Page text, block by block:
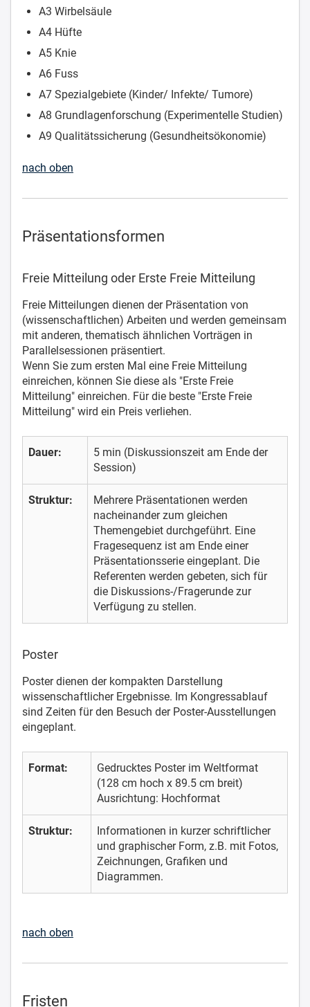
A3 Wirbelsäule
A4 Hüfte
A5 Knie
A6 Fuss
A7 Spezialgebiete (Kinder/ Infekte/ Tumore)
A8 Grundlagenforschung (Experimentelle Studien)
A9 Qualitätssicherung (Gesundheitsökonomie)
nach oben
Präsentationsformen
Freie Mitteilung oder Erste Freie Mitteilung
Freie Mitteilungen dienen der Präsentation von
(wissenschaftlichen) Arbeiten und werden gemeinsam
mit anderen, thematisch ähnlichen Vorträgen in
Parallelsessionen präsentiert.
Wenn Sie zum ersten Mal eine Freie Mitteilung
einreichen, können Sie diese als "Erste Freie
Mitteilung" einreichen. Für die beste "Erste Freie
Mitteilung" wird ein Preis verliehen.
Dauer:
5 min (Diskussionszeit am Ende der
Session)
Struktur:
Mehrere Präsentationen werden
nacheinander zum gleichen
Themengebiet durchgeführt. Eine
Fragesequenz ist am Ende einer
Präsentationsserie eingeplant. Die
Referenten werden gebeten, sich für
die Diskussions-/Fragerunde zur
Verfügung zu stellen.
Poster
Poster dienen der kompakten Darstellung
wissenschaftlicher Ergebnisse. Im Kongressablauf
sind Zeiten für den Besuch der Poster-Ausstellungen
eingeplant.
Format:
Gedrucktes Poster im Weltformat
(128 cm hoch x 89.5 cm breit)
Ausrichtung: Hochformat
Struktur:
Informationen in kurzer schriftlicher
und graphischer Form, z.B. mit Fotos,
Zeichnungen, Grafiken und
Diagrammen.
nach oben
Fristen